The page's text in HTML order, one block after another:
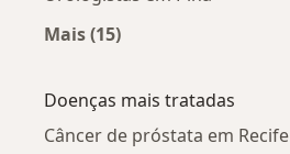
Mais (15)
Doenças mais tratadas
Câncer de próstata em Recife